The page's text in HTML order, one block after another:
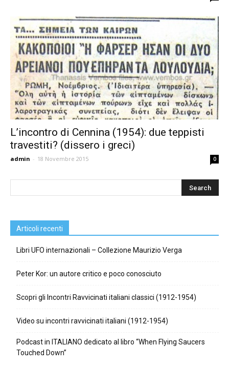
L’incontro di Cennina (1954): due teppisti
travestiti? (dissero i greci)
admin - 18 Novembre 2015 0
Articoli recenti
Libri UFO internazionali – Collezione Maurizio Verga
Peter Kor: un autore critico e poco conosciuto
Scopri gli Incontri Ravvicinati italiani classici (1912-1954)
Video su incontri ravvicinati italiani (1912-1954)
Podcast in ITALIANO dedicato al libro “When Flying Saucers
Touched Down”